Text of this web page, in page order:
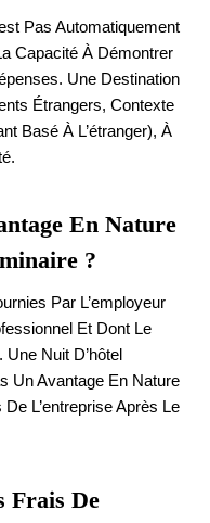
Pas Automatiquement
Capacité À Démontrer
Une Destination
Étrangers, Contexte
Basé À L’étranger), À
En Nature
?
Par L’employeur
Et Dont Le
Nuit D’hôtel
Un Avantage En Nature
L’entreprise Après Le
Frais De